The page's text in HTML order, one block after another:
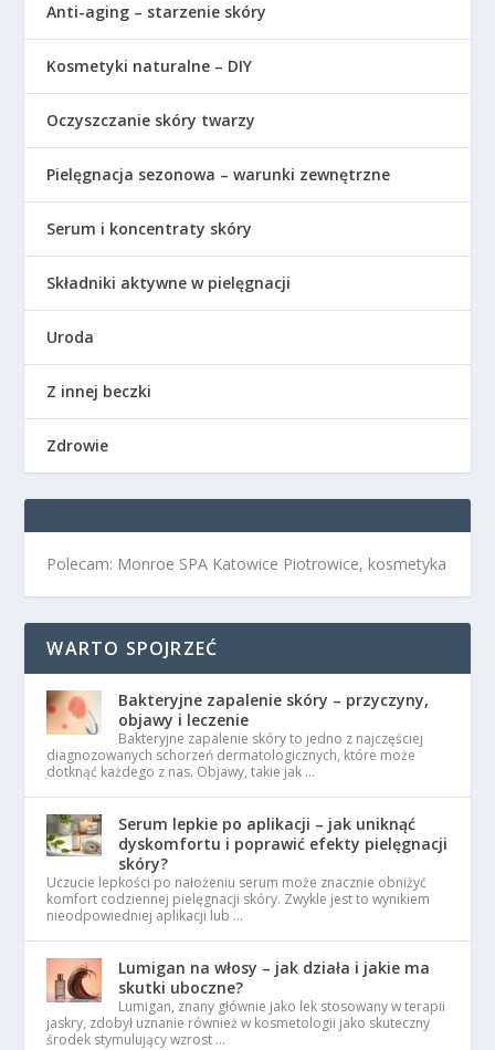
Anti-aging – starzenie skóry
Kosmetyki naturalne – DIY
Oczyszczanie skóry twarzy
Pielęgnacja sezonowa – warunki zewnętrzne
Serum i koncentraty skóry
Składniki aktywne w pielęgnacji
Uroda
Z innej beczki
Zdrowie
Polecam: Monroe SPA Katowice Piotrowice, kosmetyka
WARTO SPOJRZEĆ
Bakteryjne zapalenie skóry – przyczyny,
objawy i leczenie
Bakteryjne zapalenie skóry to jedno z najczęściej
diagnozowanych schorzeń dermatologicznych, które może
dotknąć każdego z nas. Objawy, takie jak …
Serum lepkie po aplikacji – jak uniknąć
dyskomfortu i poprawić efekty pielęgnacji
skóry?
Uczucie lepkości po nałożeniu serum może znacznie obniżyć
komfort codziennej pielęgnacji skóry. Zwykle jest to wynikiem
nieodpowiedniej aplikacji lub …
Lumigan na włosy – jak działa i jakie ma
skutki uboczne?
Lumigan, znany głównie jako lek stosowany w terapii
jaskry, zdobył uznanie również w kosmetologii jako skuteczny
środek stymulujący wzrost …